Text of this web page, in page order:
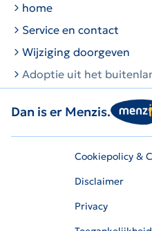
home
Service en contact
Wijziging doorgeven
Adoptie uit het
Dan is er Menzis.
Cookiepolicy &
Disclaimer
Privacy